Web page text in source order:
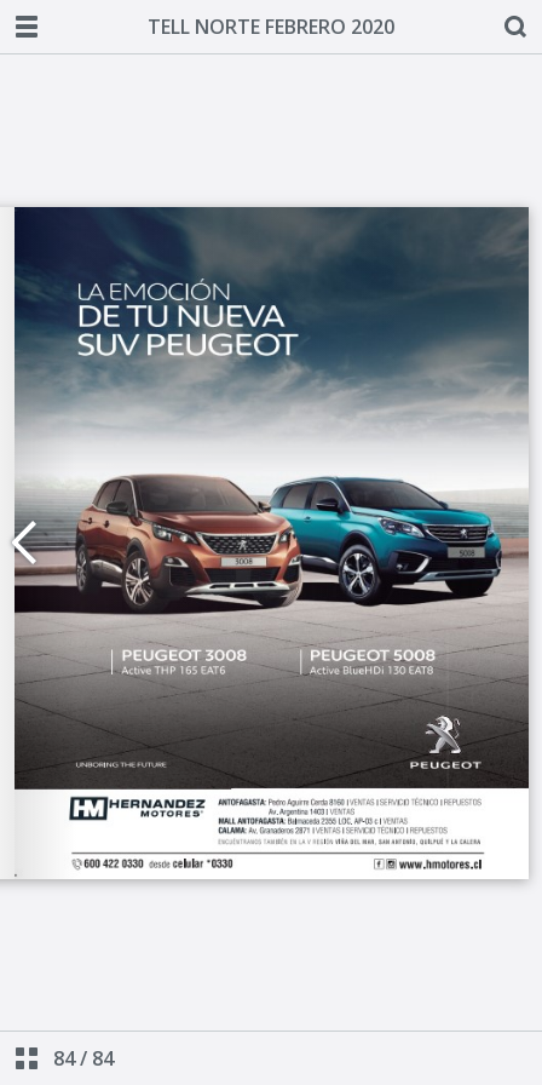
TELL NORTE FEBRERO 2020
84/ 84